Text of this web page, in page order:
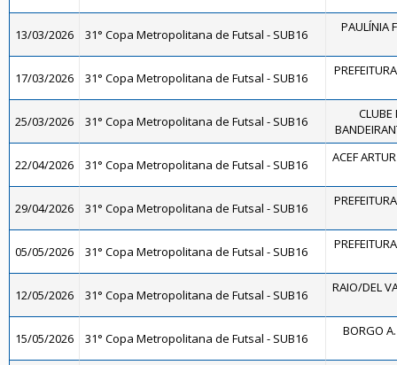
13/03/2026 31° Copa Metropolitana de Futsal - SUB16 PAULÍNIA
17/03/2026 31° Copa Metropolitana de Futsal - SUB16
25/03/2026 31° Copa Metropolitana de Futsal - SUB16
CLUBE
22/04/2026 31° Copa Metropolitana de Futsal - SUB16 ACEF
29/04/2026 31° Copa Metropolitana de Futsal - SUB16
05/05/2026 31° Copa Metropolitana de Futsal - SUB16
12/05/2026 31° Copa Metropolitana de Futsal - SUB16 RAIO/DEL
15/05/2026 31° Copa Metropolitana de Futsal - SUB16 BORGO